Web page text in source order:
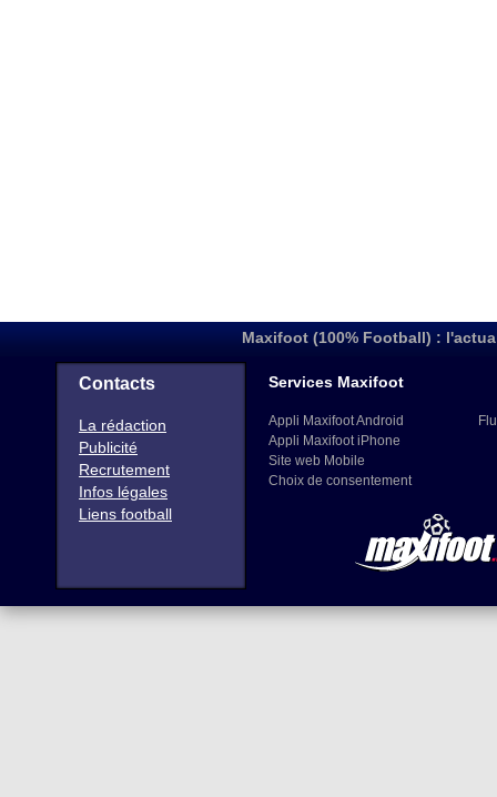
Maxifoot (100% Football) :
Contacts
La rédaction
Publicité
Recrutement
Infos légales
Liens football
Services Maxifoot
Appli Maxifoot Android
Appli Maxifoot iPhone
Site web Mobile
Choix de consentement